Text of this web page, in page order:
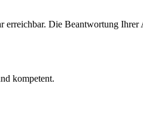
Die Beantwortung
kompetent.